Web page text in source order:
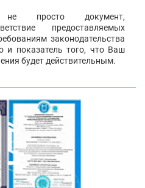
просто документ,
предоставляемых
законодательства
и показатель того, что Ваш
будет действительным.